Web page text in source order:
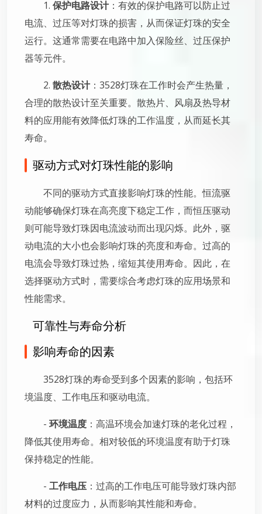
1. 保护电路设计：有效的保护电路可以防止过
电流、过压等对灯珠的损害，从而保证灯珠的安全
运行。这通常需要在电路中加入保险丝、过压保护
器等元件。
2. 散热设计：3528灯珠在工作时会产生热量，
合理的散热设计至关重要。散热片、风扇及热导材
料的应用能有效降低灯珠的工作温度，从而延长其
寿命。
驱动方式对灯珠性能的影响
不同的驱动方式直接影响灯珠的性能。恒流驱
动能够确保灯珠在高亮度下稳定工作，而恒压驱动
则可能导致灯珠因电流波动而出现闪烁。此外，驱
动电流的大小也会影响灯珠的亮度和寿命。过高的
电流会导致灯珠过热，缩短其使用寿命。因此，在
选择驱动方式时，需要综合考虑灯珠的应用场景和
性能需求。
可靠性与寿命分析
影响寿命的因素
3528灯珠的寿命受到多个因素的影响，包括环
境温度、工作电压和驱动电流。
- 环境温度 ：高温环境会加速灯珠的老化过程，
降低其使用寿命。相对较低的环境温度有助于灯珠
保持稳定的性能。
- 工作电压 ：过高的工作电压可能导致灯珠内部
材料的过度应力，从而影响其性能和寿命。